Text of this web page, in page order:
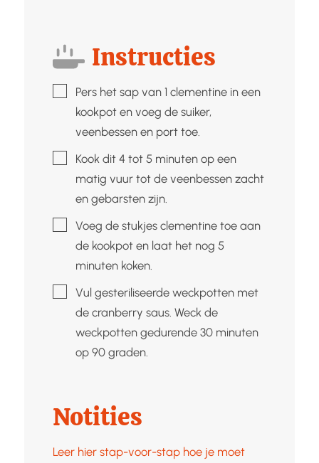
Instructies
▢Pers het sap van 1 clementine in een
kookpot en voeg de suiker,
veenbessen en port toe.
▢Kook dit 4 tot 5 minuten op een
matig vuur tot de veenbessen zacht
en gebarsten zijn.
▢Voeg de stukjes clementine toe aan
de kookpot en laat het nog 5
minuten koken.
▢Vul gesteriliseerde weckpotten met
de cranberry saus. Weck de
weckpotten gedurende 30 minuten
op 90 graden.
Notities
Leer hier stap-voor-stap hoe je moet